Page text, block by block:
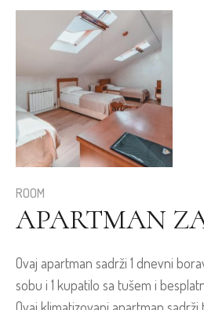
ROOM
APARTMAN
Ovaj apartman sadrži 1 dnevni
sobu i 1 kupatilo sa tušem i